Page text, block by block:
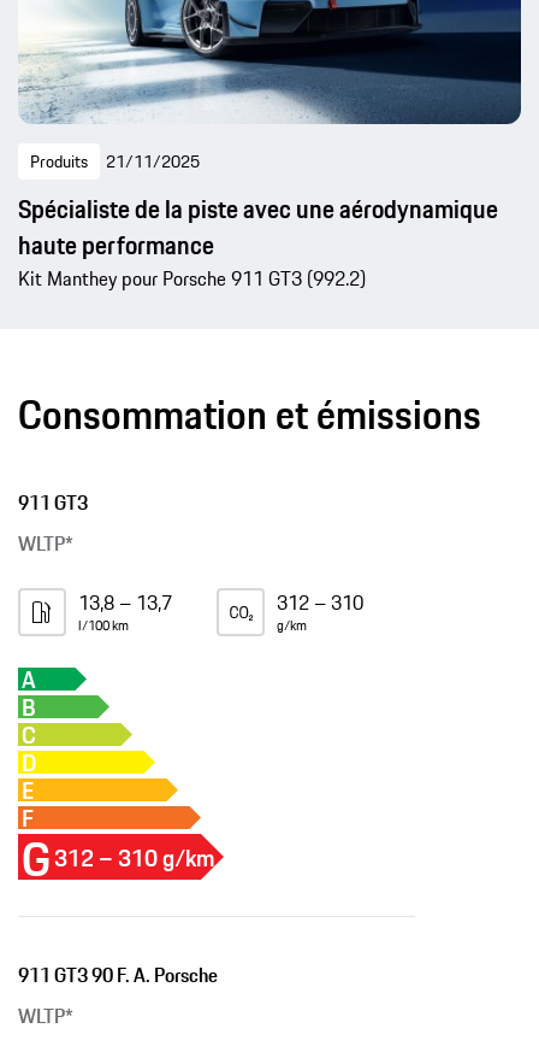
Produits 21/11/2025
Spécialiste de la piste avec une aérodynamique
haute performance
Kit Manthey pour Porsche 911 GT3 (992.2)
Consommation et émissions
911 GT3
WLTP*
13,8 – 13,7
l/100 km
312 – 310
g/km
A
B
C
D
E
F
G312 – 310 g/km
911 GT3 90 F. A. Porsche
WLTP*